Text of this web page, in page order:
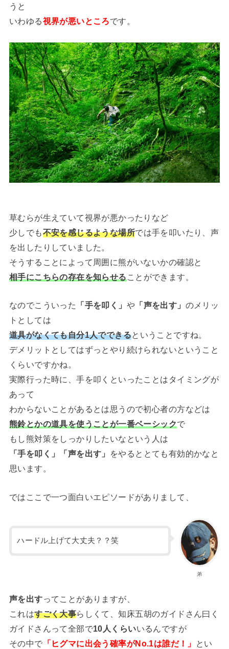
うと
いわゆる視界が悪いところです。
草むらが生えていて視界が悪かったりなど
少しでも不安を感じるような場所では手を叩いたり、声
を出したりしていました。
そうすることによって周囲に熊がいないかの確認と
相手にこちらの存在を知らせる ことができます。
なのでこういった 「手を叩く」 や 「声を出す」 のメリッ
トとしては
道具がなくても自分1人でできるということですね。
デメリットとしてはずっとやり続けられないということ
くらいですかね。
実際行った時に、手を叩くといったことはタイミングが
あって
わからないことがあるとは思うので初心者の方などは
熊鈴とかの道具を使うことが一番ベーシックで
もし熊対策をしっかりしたいなという人は
「手を叩く」「声を出す」
をやるととても有効的かなと
思います。
ではここで一つ面白いエピソードがありまして、
弟
ハードル上げて大丈夫？？笑
声を出すってことがありますが、
これはすごく大事らしくて、知床五胡のガイドさん曰く
ガイドさんって全部で10人くらいいるんですが
その中で 「ヒグマに出会う確率がNo.1は誰だ！」
とい